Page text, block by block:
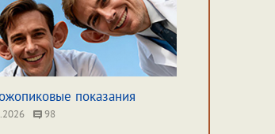
показания
98